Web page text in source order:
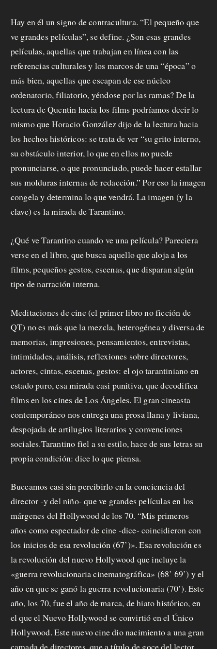
f
e
c
i
t
o
Hay en él un signo de contracultura. “El pequeño que
ve grandes películas”, se define. ¿Son esas grandes
películas, aquellas que trabajan en línea con las
referencias culturales y los marcos de una “época” o
más bien, aquellas que escapan de ese núcleo
ordenatorio, filiatorio, yéndose por las ramas? De la
lectura de Quentin hacia los films podríamos decir lo
mismo que Horacio González dijo de la lectura hacia
los hechos históricos: se trata de ver “su grito interno,
su obstáculo interior, lo que en ellos no puede
pronunciarse, o que pronunciado, puede hacer estallar
sus molduras internas de redacción.” Por eso la imagen
congela y determina lo que vendrá. La imagen (y la
clave) es la mirada de Tarantino.
¿Qué ve Tarantino cuando ve una película? Pareciera
verse en el libro, que busca aquello que aloja a los
films, pequeños gestos, escenas, que disparan algún
tipo de narración interna.
Meditaciones de cine (el primer libro no ficción de
QT) no es más que la mezcla, heterogénea y diversa de
memorias, impresiones, pensamientos, entrevistas,
intimidades, análisis, reflexiones sobre directores,
actores, cintas, escenas, gestos: el ojo tarantiniano en
estado puro, esa mirada casi punitiva, que decodifica
films en los cines de Los Ángeles. El gran cineasta
contemporáneo nos entrega una prosa llana y liviana,
despojada de artilugios literarios y convenciones
sociales.Tarantino fiel a su estilo, hace de sus letras su
propia condición: dice lo que piensa.
Buceamos casi sin percibirlo en la conciencia del
director -y del niño- que ve grandes películas en los
márgenes del Hollywood de los 70. “Mis primeros
años como espectador de cine -dice- coincidieron con
los inicios de esa revolución (67’)». Esa revolución es
la revolución del nuevo Hollywood que incluye la
«guerra revolucionaria cinematográfica» (68’ 69’) y el
año en que se ganó la guerra revolucionaria (70’). Este
año, los 70, fue el año de marca, de hiato histórico, en
el que el Nuevo Hollywood se convirtió en el Único
Hollywood. Este nuevo cine dio nacimiento a una gran